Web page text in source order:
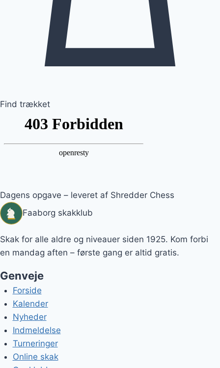
Find trækket
Dagens opgave – leveret af Shredder Chess
Faaborg skakklub
Skak for alle aldre og niveauer siden 1925. Kom forbi
en mandag aften – første gang er altid gratis.
Genveje
Forside
Kalender
Nyheder
Indmeldelse
Turneringer
Online skak